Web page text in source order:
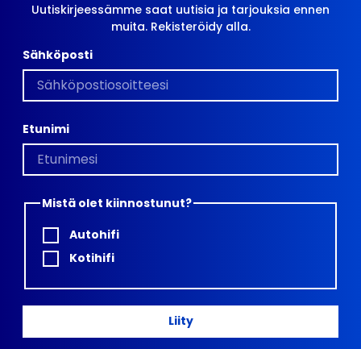
Uutiskirjeessämme saat uutisia ja tarjouksia ennen
muita. Rekisteröidy alla.
Sähköposti
Etunimi
Mistä olet kiinnostunut?
Autohifi
Kotihifi
Liity